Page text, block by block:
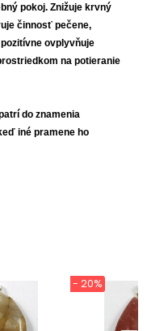
pokoj. Znižuje krvný
činnosť pečene,
ovplyvňuje
na potieranie
do znamenia
iné pramene ho
- 20%